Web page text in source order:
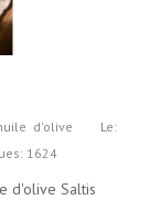
d'olive
Le:
1624
d'olive Saltis